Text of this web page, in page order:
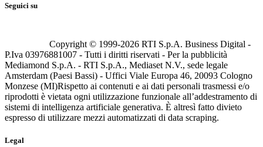
Seguici su
Copyright © 1999-2026 RTI S.p.A. Business Digital -
P.Iva 03976881007 - Tutti i diritti riservati - Per la pubblicità
Mediamond S.p.A. - RTI S.p.A., Mediaset N.V., sede legale
Amsterdam (Paesi Bassi) - Uffici Viale Europa 46, 20093 Cologno
Monzese (MI)Rispetto ai contenuti e ai dati personali trasmessi e/o
riprodotti è vietata ogni utilizzazione funzionale all’addestramento di
sistemi di intelligenza artificiale generativa. È altresì fatto divieto
espresso di utilizzare mezzi automatizzati di data scraping.
Legal